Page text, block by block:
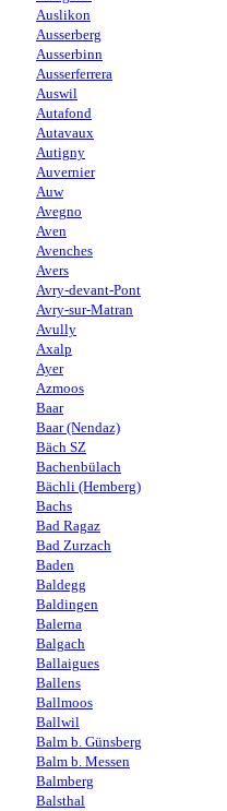
Auslikon
Ausserberg
Ausserbinn
Ausserferrera
Auswil
Autafond
Autavaux
Autigny
Auvernier
Auw
Avegno
Aven
Avenches
Avers
Avry-devant-Pont
Avry-sur-Matran
Avully
Axalp
Ayer
Azmoos
Baar
Baar (Nendaz)
Bäch SZ
Bachenbülach
Bächli (Hemberg)
Bachs
Bad Ragaz
Bad Zurzach
Baden
Baldegg
Baldingen
Balerna
Balgach
Ballaigues
Ballens
Ballmoos
Ballwil
Balm b. Günsberg
Balm b. Messen
Balmberg
Balsthal